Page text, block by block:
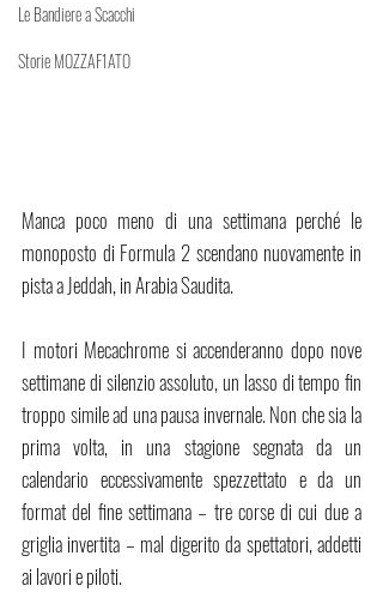
Le Bandiere a Scacchi
Storie MOZZAF1ATO
Manca poco meno di una settimana perché le
monoposto di Formula 2 scendano nuovamente in
pista a Jeddah, in Arabia Saudita.
I motori Mecachrome si accenderanno dopo nove
settimane di silenzio assoluto, un lasso di tempo fin
troppo simile ad una pausa invernale. Non che sia la
prima volta, in una stagione segnata da un
calendario eccessivamente spezzettato e da un
format del fine settimana – tre corse di cui due a
griglia invertita – mal digerito da spettatori, addetti
ai lavori e piloti.